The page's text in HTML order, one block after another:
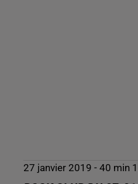
27 janvier 2019 - 40 min